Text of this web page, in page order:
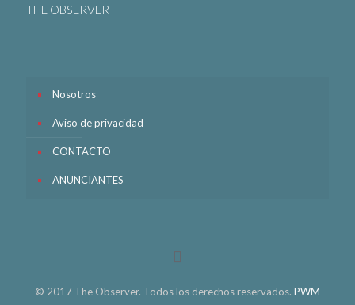
THE OBSERVER
Nosotros
Aviso de privacidad
CONTACTO
ANUNCIANTES
© 2017 The Observer. Todos los derechos reservados. PWM